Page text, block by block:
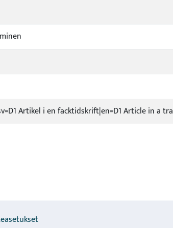
Artikel i en facktidskrift|en=D1 Article in a